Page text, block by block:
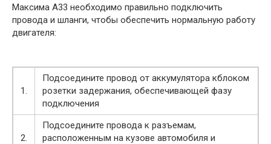
Максима А33 необходимо правильно подключить
провода и шланги, чтобы обеспечить нормальную работу
двигателя:
1.
Подсоедините провод от аккумулятора кблоком
розетки задержания, обеспечивающей фазу
подключения
2.
Подсоедините провода к разъемам,
расположенным на кузове автомобиля и